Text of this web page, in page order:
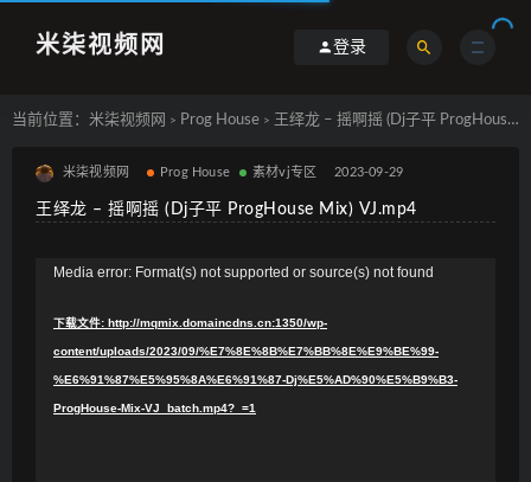
米柒视频网 登录
当前位置： 米柒视频网 > Prog House > 王绎龙 – 摇啊摇 (Dj子平 ProgHouse Mix) VJ.mp4
米柒视频网 Prog House 素材vj专区 2023-09-29
王绎龙 – 摇啊摇 (Dj子平 ProgHouse Mix) VJ.mp4
Media error: Format(s) not supported or source(s) not found
下载文件: http://mqmix.domaincdns.cn:1350/wp-
content/uploads/2023/09/%E7%8E%8B%E7%BB%8E%E9%BE%99-
%E6%91%87%E5%95%8A%E6%91%87-Dj%E5%AD%90%E5%B9%B3-
ProgHouse-Mix-VJ_batch.mp4?_=1